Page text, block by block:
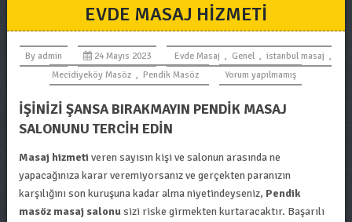
EVDE MASAJ HIZMETI
By admin 24 Mayıs 2023 Evde Masaj , Genel , istanbul masaj ,
Mecidiyeköy Masöz , Pendik Masöz Yorum yapılmamış
İŞINIZI ŞANSA BIRAKMAYIN PENDIK MASAJ
SALONUNU TERCIH EDIN
Masaj hizmetiveren sayısın kişi ve salonun arasında ne
yapacağınıza karar veremiyorsanız ve gerçekten paranızın
karşılığını son kuruşuna kadar alma niyetindeyseniz, Pendik
masöz masaj salonusizi riske girmekten kurtaracaktır. Başarılı